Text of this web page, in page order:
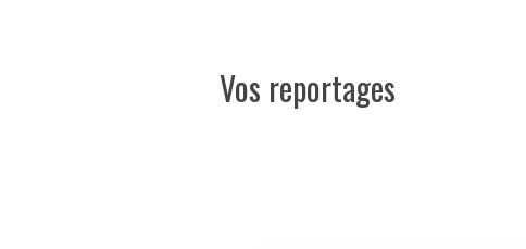
Vos reportages